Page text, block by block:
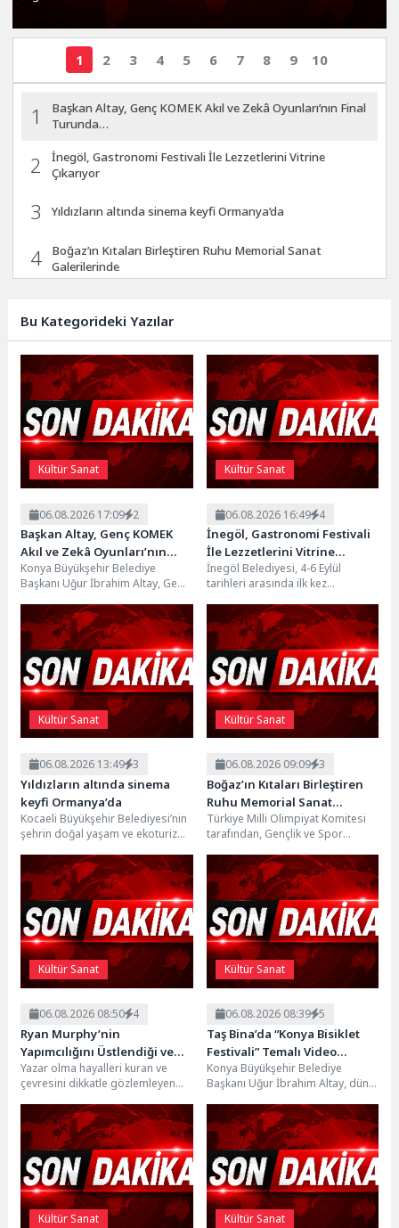
1 2 3 4 5 6 7 8 9 10
1
Başkan Altay, Genç KOMEK Akıl ve Zekâ Oyunları’nın Final
Turunda…
2
İnegöl, Gastronomi Festivali İle Lezzetlerini Vitrine
Çıkarıyor
3 Yıldızların altında sinema keyfi Ormanya’da
4
Boğaz’ın Kıtaları Birleştiren Ruhu Memorial Sanat
Galerilerinde
Ellis’ın Çok Satan…
6
Mapping ve Drone…
7
Alman edebiyatının iki buçuk asırlık serüveni bu kitapta:
“Modern Alman…
8
Keçiören’de “Keşmir Dayanışma Günü”ne Özel Sergi Açılışı
Yapıldı
10 Altın Portakal ödüllü yönetmen jüri başkanı oldu
Bu Kategorideki Yazılar
Kültür Sanat
06.08.2026 17:09 2
Başkan Altay, Genç KOMEK
Akıl ve Zekâ Oyunları’nın
Final Turunda Öğrencilerin
Heyecanını Paylaştı
Konya Büyükşehir Belediye
Başkanı Uğur İbrahim Altay, Genç
Yarışması Final...
Kültür Sanat
06.08.2026 16:49 4
İnegöl, Gastronomi Festivali
İle Lezzetlerini Vitrine
Çıkarıyor
İnegöl Belediyesi, 4-6 Eylül
tarihleri arasında ilk kez
Gastronomi Festivali” ile şehrin
zengin...
Kültür Sanat
06.08.2026 13:49 3
Yıldızların altında sinema
keyfi Ormanya’da
Kocaeli Büyükşehir Belediyesi’nin
şehrin doğal yaşam ve ekoturizm
“Gece Sineması” etkinliği
vatandaşlardan...
Kültür Sanat
06.08.2026 09:09 3
Boğaz’ın Kıtaları Birleştiren
Ruhu Memorial Sanat
Galerilerinde
Türkiye Milli Olimpiyat Komitesi
tarafından, Gençlik ve Spor
İstanbul Büyükşehir Belediyesi
ve...
Kültür Sanat
06.08.2026 08:50 4
Ryan Murphy’nin
Yapımcılığını Üstlendiği ve
Bret Easton Ellis’ın Çok Satan
Romanından Uyarlanan “The
Shards”, İlk İki Bölümüyle
Şimdi Sadece Disney+’ta
Yayında!
Yazar olma hayalleri kuran ve
çevresini dikkatle gözlemleyen
gizemli ve etkileyici...
Kültür Sanat
06.08.2026 08:39 5
Taş Bina’da “Konya Bisiklet
Festivali” Temalı Video
Mapping ve Drone Gösterisi
Yapıldı
Konya Büyükşehir Belediye
Başkanı Uğur İbrahim Altay, dün
Konya Bisiklet Festivali...
Kültür Sanat Kültür Sanat